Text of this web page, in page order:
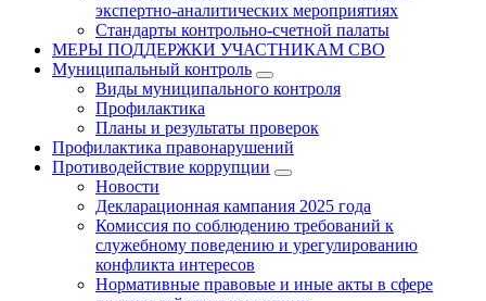
экспертно-аналитических мероприятиях
Стандарты контрольно-счетной палаты
МЕРЫ ПОДДЕРЖКИ УЧАСТНИКАМ СВО
Муниципальный контроль
Виды муниципального контроля
Профилактика
Планы и результаты проверок
Профилактика правонарушений
Противодействие коррупции
Новости
Декларационная кампания 2025 года
Комиссия по соблюдению требований к
служебному поведению и урегулированию
конфликта интересов
Нормативные правовые и иные акты в сфере